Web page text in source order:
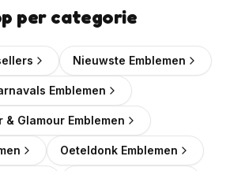
per categorie
Nieuwste Emblemen
Emblemen
& Glamour Emblemen
Oeteldonk Emblemen